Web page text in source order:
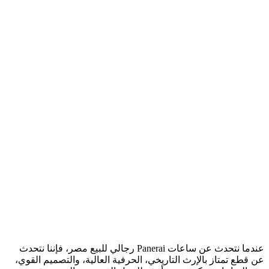
عندما نتحدث عن ساعات Panerai رجالي للبيع مصر، فإننا نتحدث
عن قطع تمتاز بالإرث التاريخي، الحرفية العالية، والتصميم القوي،